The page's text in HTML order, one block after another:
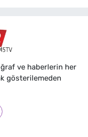
ve haberlerin her
gösterilemeden